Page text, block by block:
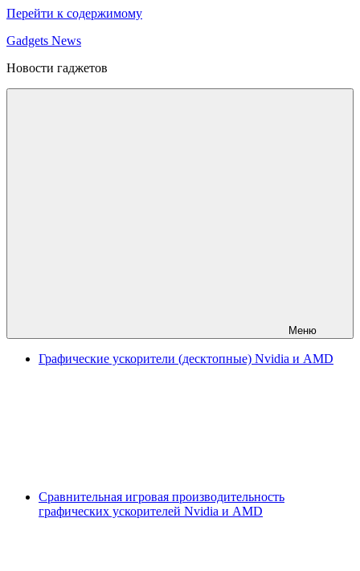
Перейти к содержимому
Gadgets News
Новости гаджетов
Меню
Графические ускорители (десктопные) Nvidia и AMD
Сравнительная игровая производительность
графических ускорителей Nvidia и AMD